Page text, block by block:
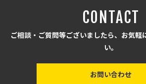
CONTACT
ご相談・ご質問等ございましたら、お気軽
い。
お問い合わせ